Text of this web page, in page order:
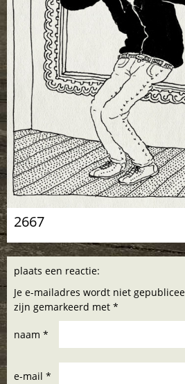
2667
plaats een reactie:
Je e-mailadres wordt niet
zijn gemarkeerd met *
naam *
e-mail *